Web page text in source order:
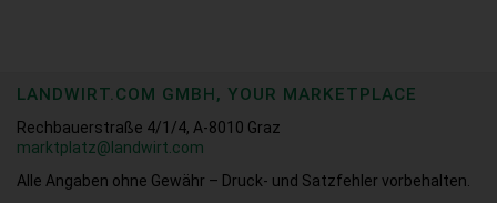
LANDWIRT.COM GMBH, YOUR MARKETPLACE
Rechbauerstraße 4/1/4, A-8010 Graz
marktplatz@landwirt.com
Alle Angaben ohne Gewähr – Druck- und Satzfehler vorbehalten.